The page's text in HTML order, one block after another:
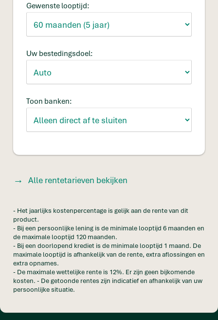
Gewenste looptijd:
Uw bestedingsdoel:
Toon banken:
Alle rentetarieven bekijken
- Het jaarlijks kostenpercentage is gelijk aan de rente van dit
product.
- Bij een persoonlijke lening is de minimale looptijd 6 maanden en
de maximale looptijd 120 maanden.
- Bij een doorlopend krediet is de minimale looptijd 1 maand. De
maximale looptijd is afhankelijk van de rente, extra aflossingen en
extra opnames.
- De maximale wettelijke rente is 12%. Er zijn geen bijkomende
kosten. - De getoonde rentes zijn indicatief en afhankelijk van uw
persoonlijke situatie.